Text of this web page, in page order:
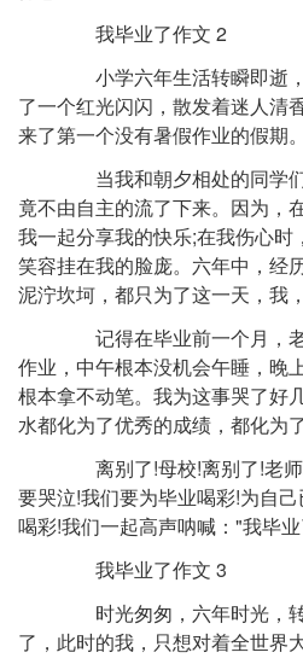
我毕业了作文 2
小学六年生活转瞬即逝
了一个红光闪闪，散发着迷人清
来了第一个没有暑假作业的假期。
当我和朝夕相处的同学
竟不由自主的流了下来。因为，
我一起分享我的快乐;在我伤心时
笑容挂在我的脸庞。六年中，经
泥泞坎坷，都只为了这一天，我
记得在毕业前一个月，
作业，中午根本没机会午睡，晚
根本拿不动笔。我为这事哭了好
水都化为了优秀的成绩，都化为
离别了!母校!离别了!老师
要哭泣!我们要为毕业喝彩!为自
喝彩!我们一起高声呐喊："我毕
我毕业了作文 3
时光匆匆，六年时光，
了，此时的我，只想对着全世界